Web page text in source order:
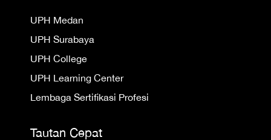
UPH Medan
UPH Surabaya
UPH College
UPH Learning Center
Lembaga Sertifikasi Profesi
Tautan Cepat